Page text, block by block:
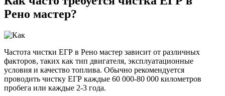
Рено мастер?
Частота чистки ЕГР в Рено мастер зависит от различных
факторов, таких как тип двигателя, эксплуатационные
условия и качество топлива. Обычно рекомендуется
проводить чистку ЕГР каждые 60 000-80 000 километров
пробега или каждые 2-3 года.